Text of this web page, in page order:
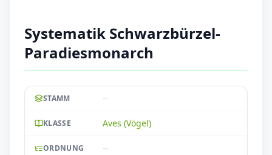
Systematik Schwarzbürzel-
Paradiesmonarch
STAMM --
KLASSE Aves (Vögel)
ORDNUNG --